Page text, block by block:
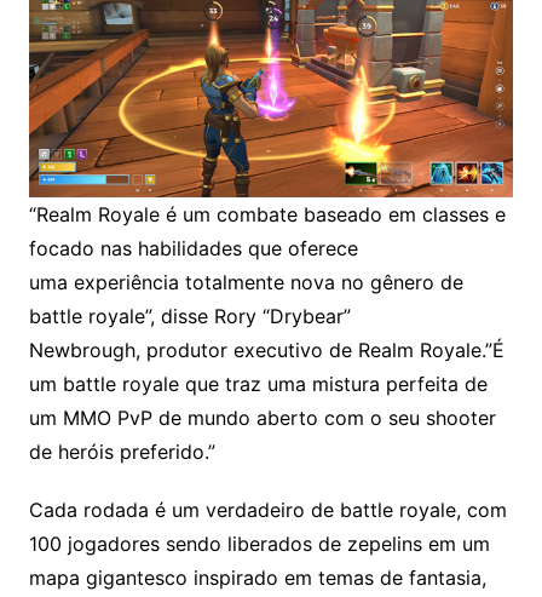
“Realm Royale é um combate baseado em classes e
focado nas habilidades que oferece
uma experiência totalmente nova no gênero de
battle royale”, disse Rory “Drybear”
Newbrough, produtor executivo de Realm Royale.”É
um battle royale que traz uma mistura perfeita de
um MMO PvP de mundo aberto com o seu shooter
de heróis preferido.”
Cada rodada é um verdadeiro de battle royale, com
100 jogadores sendo liberados de zepelins em um
mapa gigantesco inspirado em temas de fantasia,